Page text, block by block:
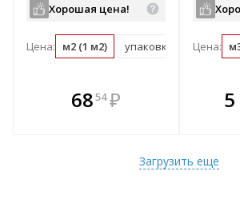
Хорошая цена!
Цена: м2 (1 м2) упаковка (70.2 м2)
6854 ₽
В
всегда
Цена:
В комплекте
всегда выгоднее!
Загрузить еще